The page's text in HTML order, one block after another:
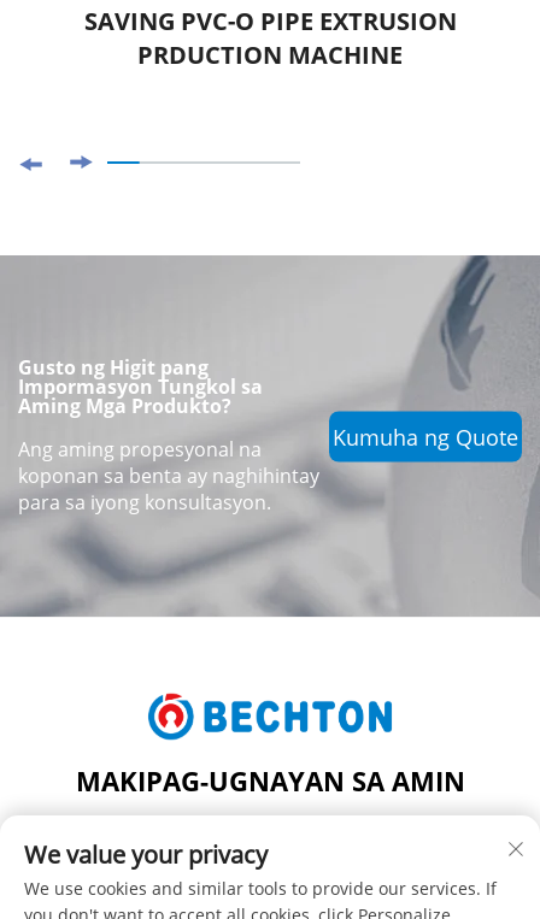
SAVING PVC-O PIPE EXTRUSION
PRDUCTION MACHINE
Gusto ng Higit pang
Impormasyon Tungkol sa
Aming Mga Produkto?
Ang aming propesyonal na
koponan sa benta ay naghihintay
para sa iyong konsultasyon.
Kumuha ng Quote
MAKIPAG-UGNAYAN SA AMIN
ZHANGJIAGANG CITY, JIANGSU PROVINCE, CHINA
Telepono:+86-13962240078
We value your privacy
We use cookies and similar tools to provide our services. If